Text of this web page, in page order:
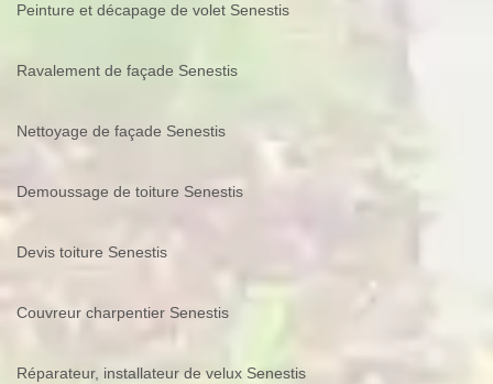
Peinture et décapage de volet Senestis
Ravalement de façade Senestis
Nettoyage de façade Senestis
Demoussage de toiture Senestis
Devis toiture Senestis
Couvreur charpentier Senestis
Réparateur, installateur de velux Senestis